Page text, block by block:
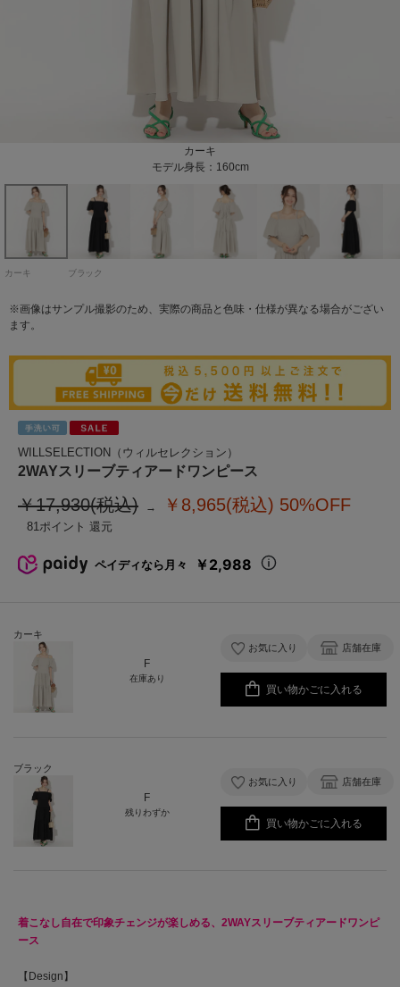
カーキ
モデル身長：160cm
ブラック
モデル身長：160cm
モデル身長：160cm
モデル身長：160cm
モデル身長：160cm
モデル身長：160cm
モデル身長：160cm
モデル身長：160cm
カーキ ブラック
※画像はサンプル撮影のため、実際の商品と色味・仕様が異なる場合がござい
ます。
WILLSELECTION（ウィルセレクション）
2WAYスリーブティアードワンピース
￥17,930(税込) ￥8,965(税込) 50%OFF
81
カーキ
F
在庫あり
お気に入り 店舗在庫
買い物かごに入れる
ブラック
F
残りわずか
お気に入り 店舗在庫
買い物かごに入れる
ペイディなら月々 ￥2,988
着こなし自在で印象チェンジが楽しめる、2WAYスリーブティアードワンピ
ース
【Design】